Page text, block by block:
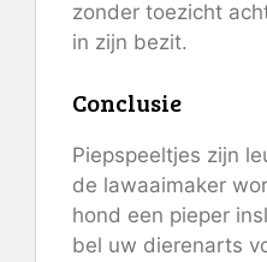
zonder toezicht
in zijn bezit.
Conclusie
Piepspeeltjes zijn
de lawaaimaker
hond een pieper
bel uw dierenarts